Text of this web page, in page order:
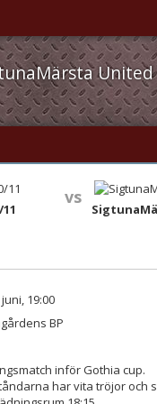
United
vs
19:00
BP
inför Gothia cup.
har vita tröjor och